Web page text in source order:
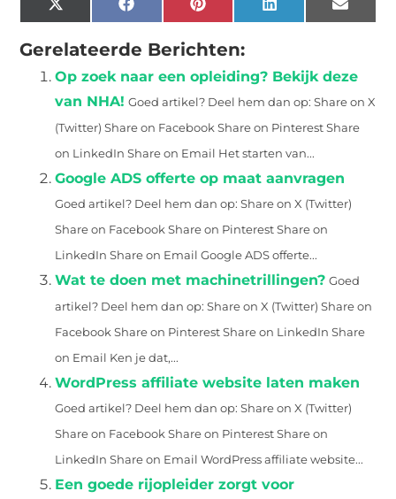
X
(Twitter)
FacebookPinterestLinkedIn Email
Gerelateerde Berichten:
Op zoek naar een opleiding? Bekijk deze
van NHA! Goed artikel? Deel hem dan op: Share on X
(Twitter) Share on Facebook Share on Pinterest Share
on LinkedIn Share on Email Het starten van...
Google ADS offerte op maat aanvragen
Goed artikel? Deel hem dan op: Share on X (Twitter)
Share on Facebook Share on Pinterest Share on
LinkedIn Share on Email Google ADS offerte...
Wat te doen met machinetrillingen? Goed
artikel? Deel hem dan op: Share on X (Twitter) Share on
Facebook Share on Pinterest Share on LinkedIn Share
on Email Ken je dat,...
WordPress affiliate website laten maken
Goed artikel? Deel hem dan op: Share on X (Twitter)
Share on Facebook Share on Pinterest Share on
LinkedIn Share on Email WordPress affiliate website...
Een goede rijopleider zorgt voor